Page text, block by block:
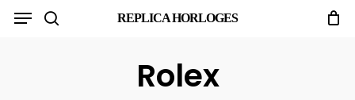
Skip
REPLICA HORLOGES
Menu
Rolex